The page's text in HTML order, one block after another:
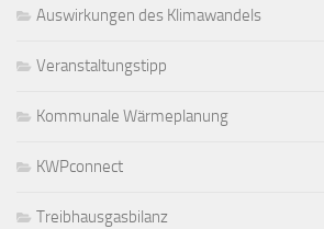
Auswirkungen des Klimawandels
Veranstaltungstipp
Kommunale Wärmeplanung
KWPconnect
Treibhausgasbilanz